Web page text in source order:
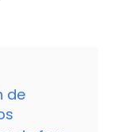
de